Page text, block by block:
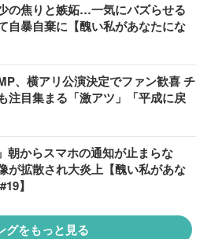
の焦りと嫉妬…一気にバズらせる
自暴自棄に【醜い私があなたにな
、横アリ公演決定でファン歓喜 チ
注目集まる「激アツ」「平成に戻
朝からスマホの通知が止まらな
が拡散され大炎上【醜い私があな
】
グをもっと見る